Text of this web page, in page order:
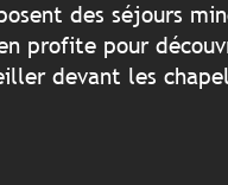
des séjours
profite pour
devant les